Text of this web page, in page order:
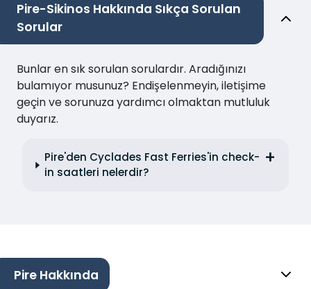
Pire-Sikinos Hakkında Sıkça Sorulan
Sorular
Bunlar en sık sorulan sorulardır. Aradığınızı
bulamıyor musunuz? Endişelenmeyin, iletişime
geçin ve sorunuza yardımcı olmaktan mutluluk
duyarız.
Pire'den Cyclades Fast Ferries'in check-
in saatleri nelerdir?
Pire Hakkında